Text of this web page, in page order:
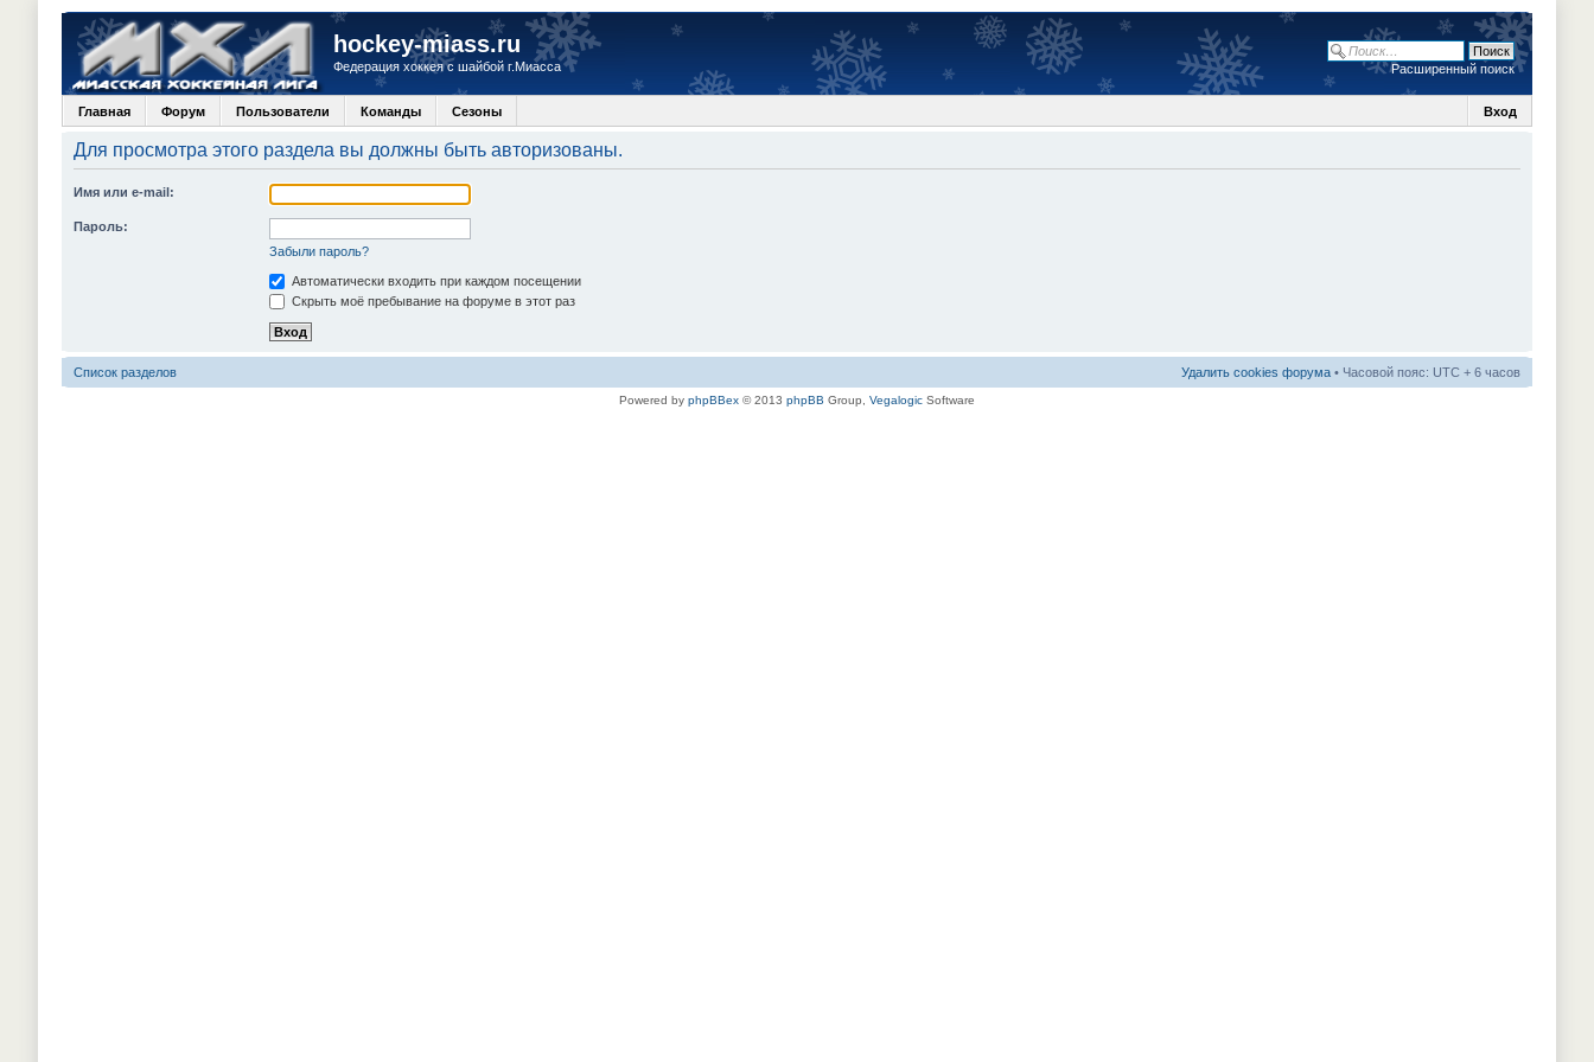
hockey-miass.ru
Федерация хоккея с шайбой г.Миасса Расширенный поиск
Главная Форум Пользователи Команды Сезоны Вход
Для просмотра этого раздела вы должны быть авторизованы.
Имя или e-mail:
Пароль:
Забыли пароль?
Автоматически входить при каждом посещении
Скрыть моё пребывание на форуме в этот раз
Список разделов Удалить cookies форума • Часовой пояс: UTC + 6 часов
Powered by phpBBex © 2013 phpBB Group, Vegalogic Software